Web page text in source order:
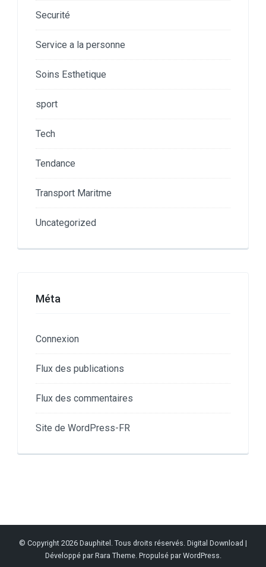
Securité
Service a la personne
Soins Esthetique
sport
Tech
Tendance
Transport Maritme
Uncategorized
Méta
Connexion
Flux des publications
Flux des commentaires
Site de WordPress-FR
© Copyright 2026 Dauphitel . Tous droits réservés. Digital Download |
Développé par Rara Theme. Propulsé par WordPress.